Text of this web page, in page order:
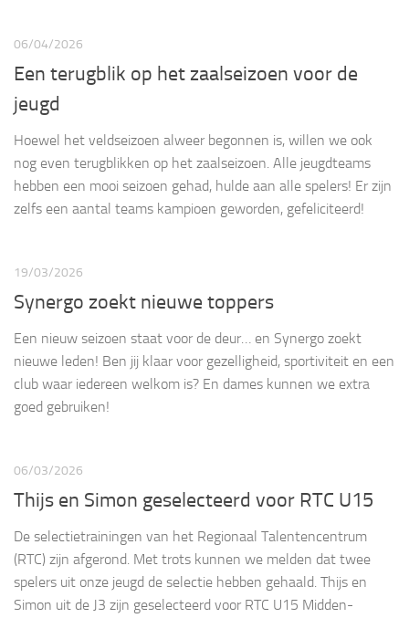
06/04/2026
Een terugblik op het zaalseizoen voor de
jeugd
Hoewel het veldseizoen alweer begonnen is, willen we ook
nog even terugblikken op het zaalseizoen. Alle jeugdteams
hebben een mooi seizoen gehad, hulde aan alle spelers! Er zijn
zelfs een aantal teams kampioen geworden, gefeliciteerd!
19/03/2026
Synergo zoekt nieuwe toppers
Een nieuw seizoen staat voor de deur… en Synergo zoekt
nieuwe leden! Ben jij klaar voor gezelligheid, sportiviteit en een
club waar iedereen welkom is? En dames kunnen we extra
goed gebruiken!
06/03/2026
Thijs en Simon geselecteerd voor RTC U15
De selectietrainingen van het Regionaal Talentencentrum
(RTC) zijn afgerond. Met trots kunnen we melden dat twee
spelers uit onze jeugd de selectie hebben gehaald. Thijs en
Simon uit de J3 zijn geselecteerd voor RTC U15 Midden-